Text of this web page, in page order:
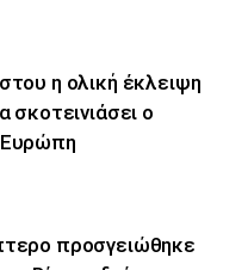
η ολική έκλειψη
σκοτεινιάσει ο
Ευρώπη
προσγειώθηκε